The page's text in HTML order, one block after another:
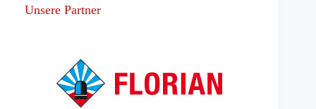
Unsere Partner